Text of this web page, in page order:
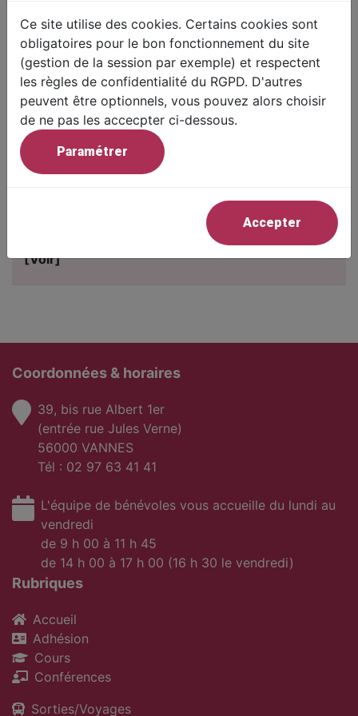
"L'espace heureux en littérature" - Semestre 2
Espace imaginaire ou société idéale où vivre,
espace du dehors comme la nature, espace intime
du dedans comme la maison bien matérielle ou à
l’intérieur de soi…
[Voir]
Coordonnées & horaires
39, bis rue Albert 1er
(entrée rue Jules Verne)
56000 VANNES
Tél : 02 97 63 41 41
L'équipe de bénévoles vous accueille du lundi au
vendredi
de 9 h 00 à 11 h 45
de 14 h 00 à 17 h 00 (16 h 30 le vendredi)
Rubriques
Accueil
Adhésion
Cours
Conférences
Sorties/Voyages
Ce site utilise des cookies. Certains cookies sont
obligatoires pour le bon fonctionnement du site
(gestion de la session par exemple) et respectent
les règles de confidentialité du RGPD. D'autres
peuvent être optionnels, vous pouvez alors choisir
de ne pas les accecpter ci-dessous.
Paramétrer
Accepter